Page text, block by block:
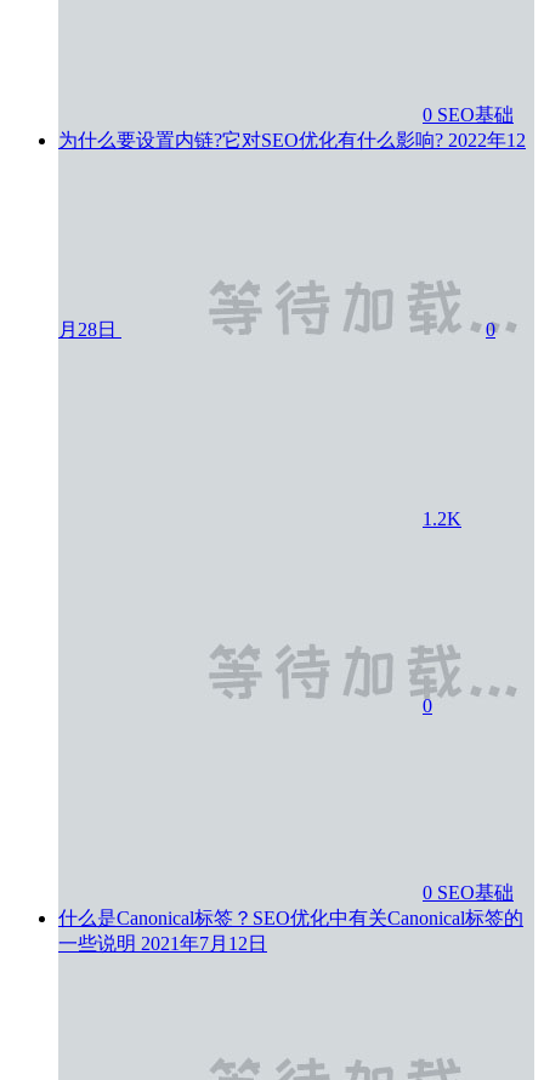
0 SEO基础
为什么要设置内链?它对SEO优化有什么影响? 2022年12
月28日 0
1.2K
0
0 SEO基础
什么是Canonical标签？SEO优化中有关Canonical标签的
一些说明 2021年7月12日